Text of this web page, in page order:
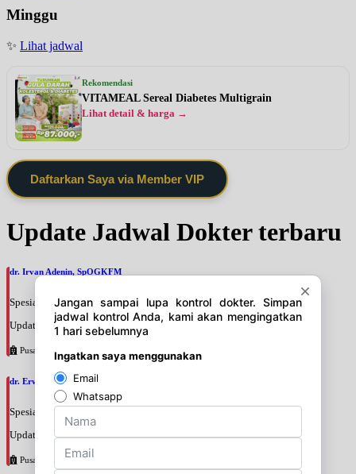
Minggu
✨ Lihat jadwal
Rekomendasi
VITAMEAL Sereal Diabetes Multigrain
Lihat detail & harga →
Daftarkan Saya via Member VIP
Update Jadwal Dokter terbaru
dr. Irvan Adenin, SpOGKFM
Spesialis: Kebidanan & Kandungan
Update terakhir: 2026-08-07 16:10:01
Pusat Pertamina
dr. Erwinsyah Hasyim Harahap, M.Kes
Spesialis: Kebidanan & Kandungan
Update terakhir: 2026-08-07 16:02:11
Pusat Pertamina